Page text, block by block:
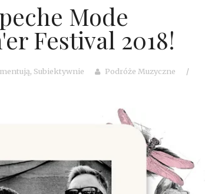
Mode
Festival 2018!
, Subiektywnie Podróże Muzyczne
/